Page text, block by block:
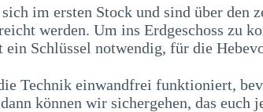
im ersten Stock und sind über
werden. Um ins Erdgeschoss zu
Schlüssel notwendig, für die
Technik einwandfrei funktioniert,
können wir sichergehen, das euch